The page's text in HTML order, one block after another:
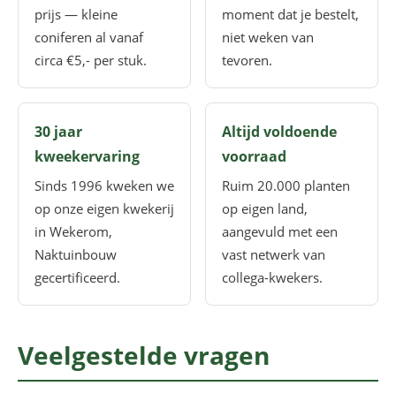
prijs — kleine
coniferen al vanaf
circa €5,- per stuk.
moment dat je bestelt,
niet weken van
tevoren.
30 jaar
kweekervaring
Sinds 1996 kweken we
op onze eigen kwekerij
in Wekerom,
Naktuinbouw
gecertificeerd.
Altijd voldoende
voorraad
Ruim 20.000 planten
op eigen land,
aangevuld met een
vast netwerk van
collega-kwekers.
Veelgestelde vragen